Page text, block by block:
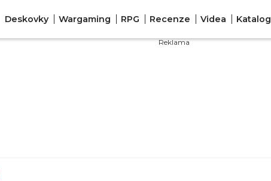
Deskovky Wargaming RPG Recenze Videa Katalog